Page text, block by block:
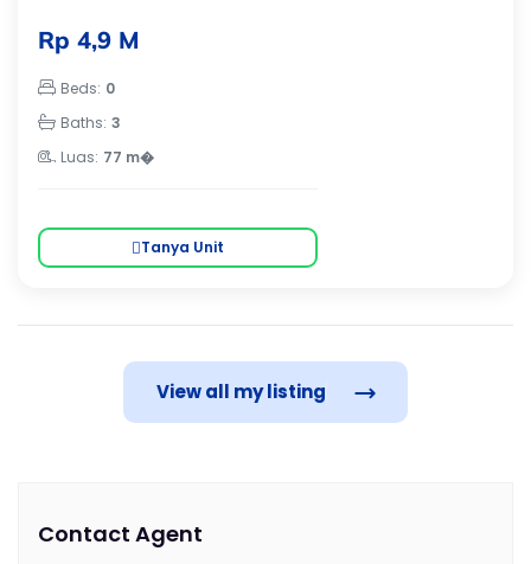
Rp 4,9 M
Beds: 0
Baths: 3
Luas: 77 m�
Tanya Unit
View all my listing
Contact Agent